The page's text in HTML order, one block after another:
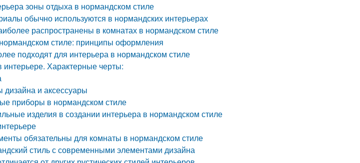
зоны отдыха в нормандском стиле
обычно используются в нормандских интерьерах
распространены в комнатах в нормандском стиле
стиле: принципы оформления
подходят для интерьера в нормандском стиле
интерьере. Характерные черты:
и аксессуары
приборы в нормандском стиле
изделия в создании интерьера в нормандском стиле
обязательны для комнаты в нормандском стиле
стиль с современными элементами дизайна